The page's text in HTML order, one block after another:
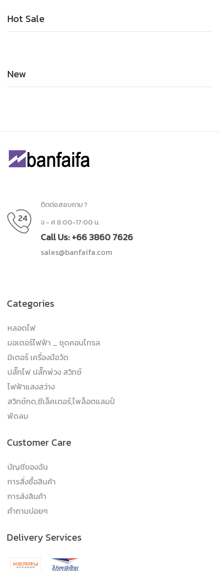
Hot Sale
New
ติดต่อสอบถาม ?
จ - ศ 8:00-17:00 น.
Call Us: +66 3860 7626
sales@banfaifa.com
Categories
หลอดไฟ
มอเตอร์ไฟฟ้า _ ชุดคอนโทรล
มิเตอร์ เครื่องมือวัด
ปลั๊กไฟ ปลั๊กพ่วง สวิทช์
ไฟฟ้าแสงสว่าง
สวิทช์กด,ซีเล็คเตอร์,ไพล็อตแลมป์
พัดลม
Customer Care
บัญชีของฉัน
การสั่งซื้อสินค้า
การส่งสินค้า
คำถามบ่อยๆ
Delivery Services